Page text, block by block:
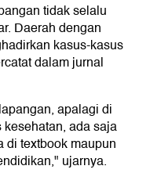
tidak selalu
Daerah dengan
kasus-kasus
dalam jurnal
apalagi di
ada saja
di textbook maupun
ujarnya.